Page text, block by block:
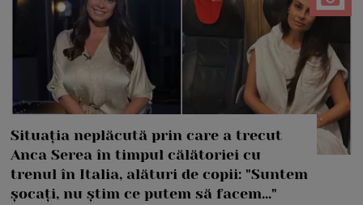
Situația neplăcută prin care a trecut
Anca Serea în timpul călătoriei cu
trenul în Italia, alături de copii: "Suntem
șocați, nu știm ce putem să facem..."